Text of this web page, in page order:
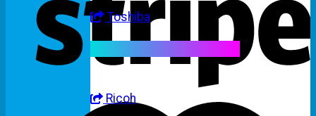
Toshiba
Ricoh